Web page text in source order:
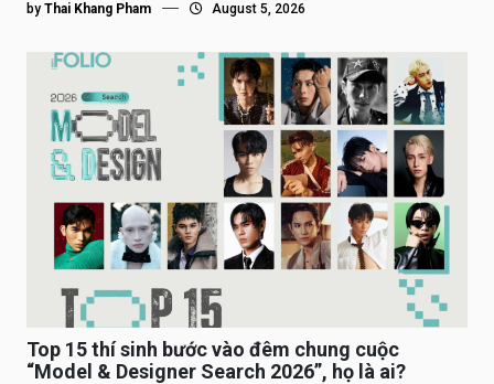
by Thai Khang Pham August 5, 2026
Top 15 thí sinh bước vào đêm chung cuộc
“Model & Designer Search 2026”, họ là ai?